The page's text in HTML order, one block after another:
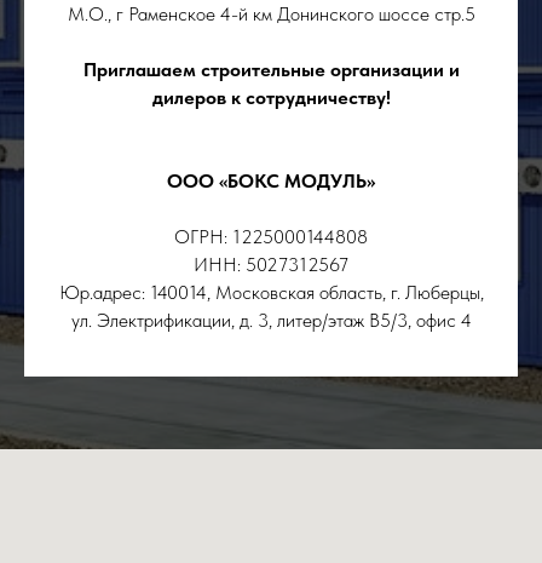
М.О., г Раменское 4-й км Донинского шоссе стр.5
Приглашаем строительные организации и
дилеров к сотрудничеству!
ООО «БОКС МОДУЛЬ»
ОГРН: 1225000144808
ИНН: 5027312567
Юр.адрес: 140014, Московская область, г. Люберцы,
ул. Электрификации, д. 3, литер/этаж В5/3, офис 4